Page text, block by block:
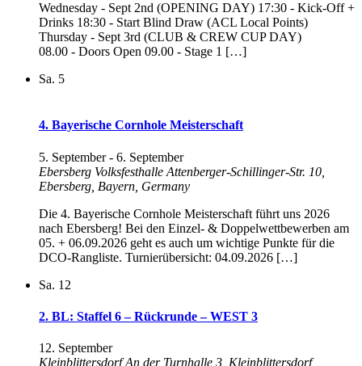
Wednesday - Sept 2nd (OPENING DAY) 17:30 - Kick-Off +
Drinks 18:30 - Start Blind Draw (ACL Local Points)
Thursday - Sept 3rd (CLUB & CREW CUP DAY)
08.00 - Doors Open 09.00 - Stage 1 […]
Sa. 5
4. Bayerische Cornhole Meisterschaft
5. September- 6. September
Ebersberg Volksfesthalle Attenberger-Schillinger-Str. 10,
Ebersberg, Bayern, Germany
Die 4. Bayerische Cornhole Meisterschaft führt uns 2026
nach Ebersberg! Bei den Einzel- & Doppelwettbewerben am
05. + 06.09.2026 geht es auch um wichtige Punkte für die
DCO-Rangliste. Turnierübersicht: 04.09.2026 […]
Sa. 12
2. BL: Staffel 6 – Rückrunde – WEST 3
12. September
KleinblittersdorfAn der Turnhalle 3, Kleinblittersdorf,